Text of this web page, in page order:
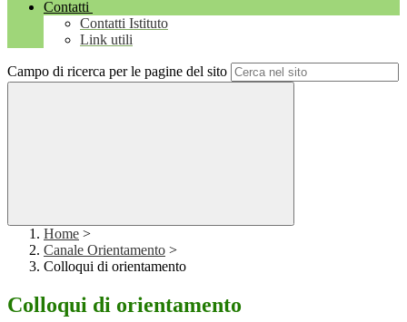
Contatti
Contatti Istituto
Link utili
Campo di ricerca per le pagine del sito
Home >
Canale Orientamento >
Colloqui di orientamento
Colloqui di orientamento